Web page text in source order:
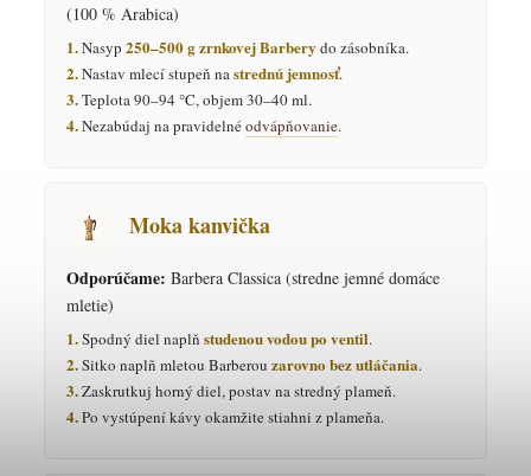
(100 % Arabica)
1.Nasyp 250–500 g zrnkovej Barbery do zásobníka.
2.Nastav mlecí stupeň nastrednú jemnosť.
3.Teplota 90–94 °C, objem 30–40 ml.
4.Nezabúdaj na pravidelnéodvápňovanie.
Moka kanvička
Odporúčame: Barbera Classica (stredne jemné domáce
mletie)
1.Spodný diel naplň studenou vodou po ventil.
2.Sitko naplň mletou Barberou zarovno bez utláčania.
3.Zaskrutkuj horný diel, postav na stredný plameň.
4.Po vystúpení kávy okamžite stiahni z plameňa.